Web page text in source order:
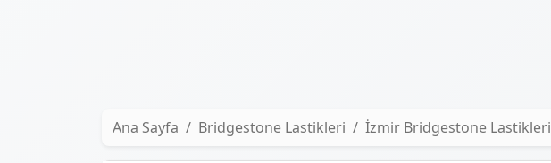
Ana Sayfa
Bridgestone Lastikleri İzmir Bridgestone Lastikleri